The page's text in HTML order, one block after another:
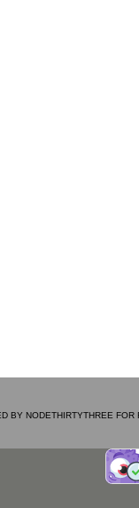
BY NODETHIRTYTHREE FOR